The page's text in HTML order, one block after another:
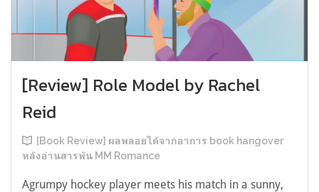
[Review] Role Model by Rachel
Reid
[Book Review] ผลพลอยได้จากอาการ book hangover
หลังอ่านสารพัน MM Romance
Agrumpy hockey player meets his match in a sunny,